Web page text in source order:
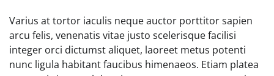
Varius at tortor iaculis neque auctor porttitor sapien
arcu felis, venenatis vitae justo scelerisque facilisi
integer orci dictumst aliquet, laoreet metus potenti
nunc ligula habitant faucibus himenaeos. Etiam platea